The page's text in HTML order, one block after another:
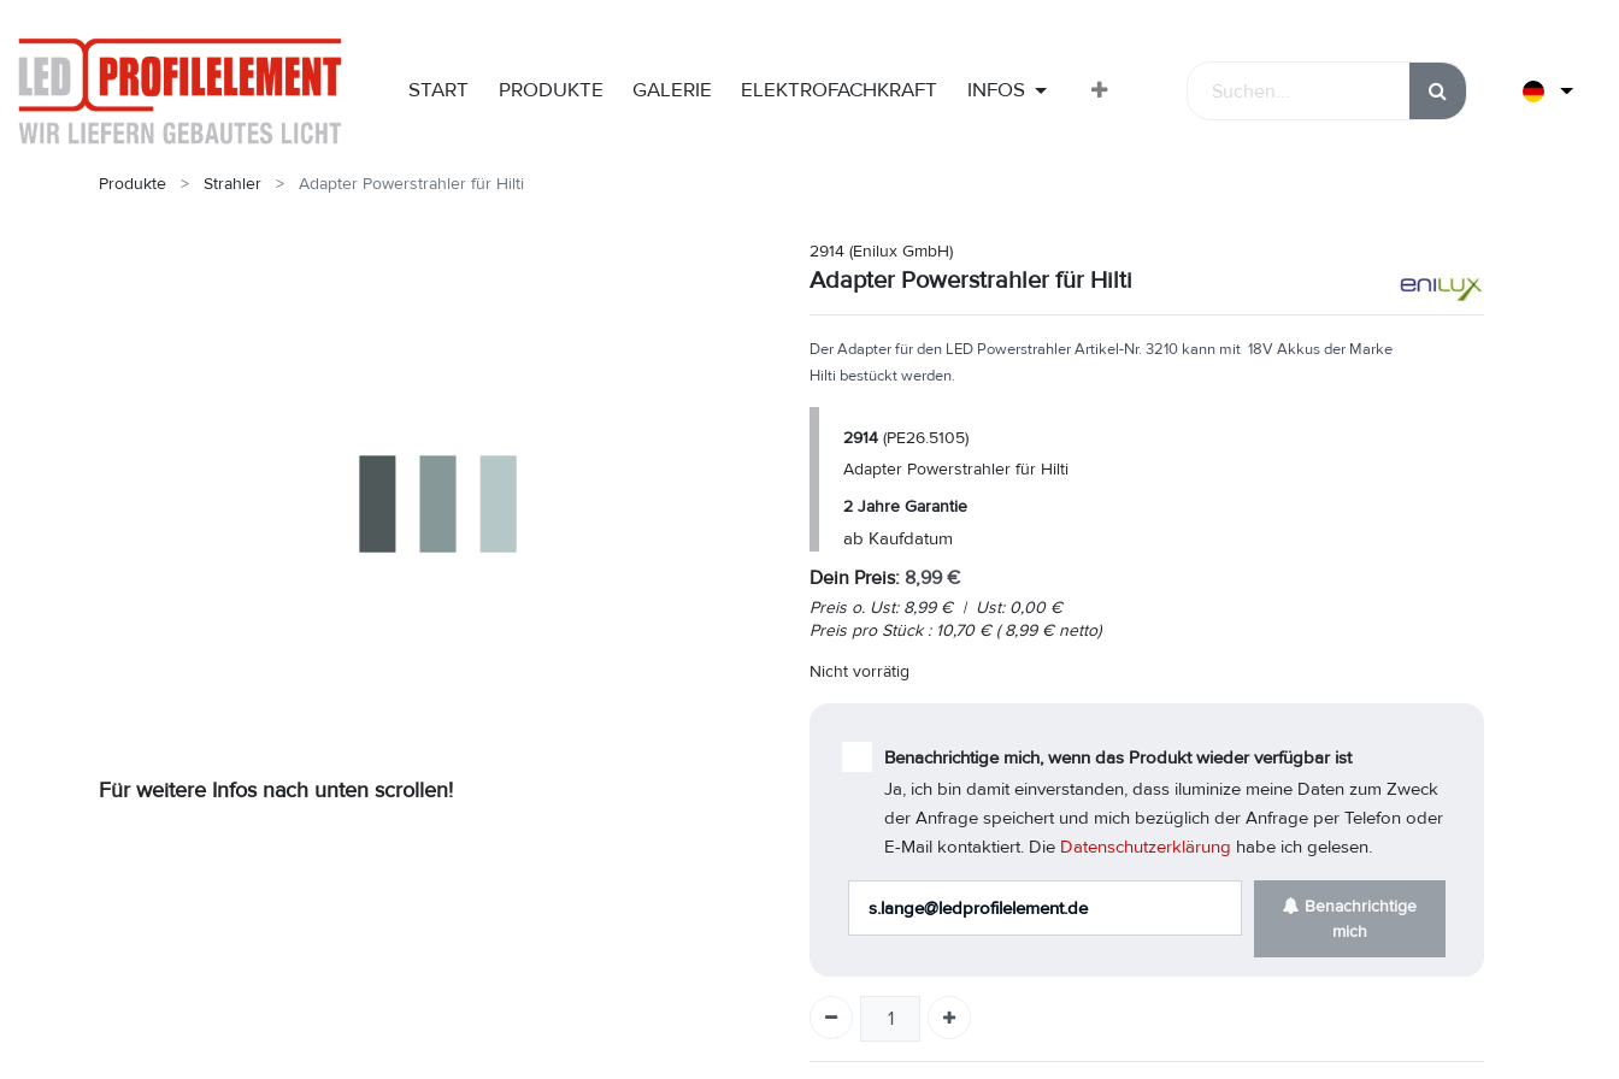
START PRODUKTE GALERIE ELEKTROFACHKRAFT INFOS
Produkte Strahler Adapter Powerstrahler für Hilti
Für weitere Infos nach unten scrollen!
2914 (Enilux GmbH)
Adapter Powerstrahler für Hilti
Der Adapter für den LED Powerstrahler Artikel-Nr. 3210 kann mit 18V Akkus der Marke
Hilti bestückt werden.
2914 (PE26.5105)
Adapter Powerstrahler für Hilti
2 Jahre Garantie
ab Kaufdatum
Dein Preis: 8,99€
Preis o. Ust: 8,99€ | Ust: 0,00€
Preis pro Stück: 10,70€ (8,99€netto)
Nicht vorrätig
Benachrichtige mich, wenn das Produkt wieder verfügbar ist
Ja, ich bin damit einverstanden, dass iluminize meine Daten zum Zweck
der Anfrage speichert und mich bezüglich der Anfrage per Telefon oder
E-Mail kontaktiert. Die Datenschutzerklärung habe ich gelesen.
mich